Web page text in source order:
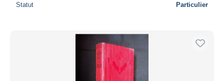
Statut Particulier